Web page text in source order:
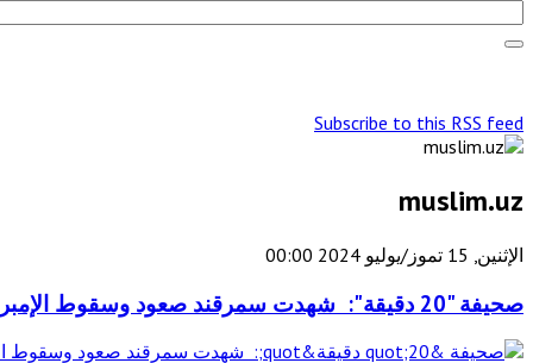
Subscribe to this RSS feed
muslim.uz
الإثنين, 15 تموز/يوليو 2024 00:00
صحيفة "20 دقيقة": شهدت سمرقند صعود وسقوط الإمبراطوريات العظيمة وتفاعل الثقافات والحضارات المختلفة